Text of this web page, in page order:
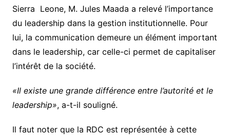
Sierra Leone, M. Jules Maada a relevé l’importance
du leadership dans la gestion institutionnelle. Pour
lui, la communication demeure un élément important
dans le leadership, car celle-ci permet de capitaliser
l’intérêt de la société.
«Il existe une grande différence entre l’autorité et le
leadership», a-t-il souligné.
Il faut noter que la RDC est représentée à cette